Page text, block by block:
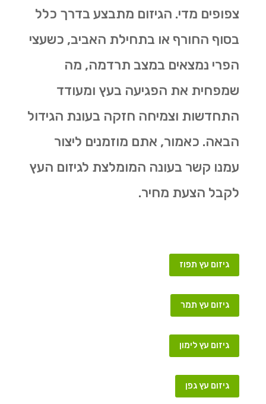
צפופים מדי. הגיזום מתבצע בדרך כלל
בסוף החורף או בתחילת האביב, כשעצי
הפרי נמצאים במצב תרדמה, מה
שמפחית את הפגיעה בעץ ומעודד
התחדשות וצמיחה חזקה בעונת הגידול
הבאה. כאמור, אתם מוזמנים ליצור
עמנו קשר בעונה המומלצת לגיזום העץ
לקבל הצעת מחיר.
גיזום עץ תפוז
גיזום עץ תמר
גיזום עץ לימון
גיזום עץ גפן